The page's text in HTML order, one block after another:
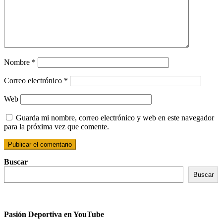
Nombre *
Correo electrónico *
Web
Guarda mi nombre, correo electrónico y web en este navegador
para la próxima vez que comente.
Buscar
Buscar
Pasión Deportiva en YouTube